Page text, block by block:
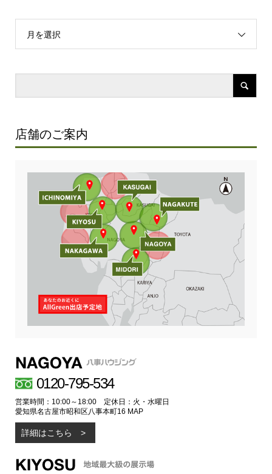
月を選択
店舗のご案内
0120-795-534
営業時間：10:00～18:00 定休日：火・水曜日
愛知県名古屋市昭和区八事本町16 MAP
詳細はこちら